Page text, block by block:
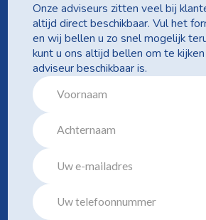
Onze adviseurs zitten veel bij
altijd direct beschikbaar. Vul het
en wij bellen u zo snel mogelijk
kunt u ons altijd bellen om te
adviseur beschikbaar is.